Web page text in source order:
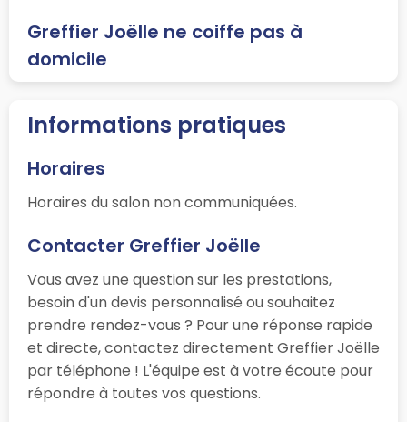
Greffier Joëlle ne coiffe pas à
domicile
Informations pratiques
Horaires
Horaires du salon non communiquées.
Contacter Greffier Joëlle
Vous avez une question sur les prestations,
besoin d'un devis personnalisé ou souhaitez
prendre rendez-vous ? Pour une réponse rapide
et directe, contactez directement Greffier Joëlle
par téléphone ! L'équipe est à votre écoute pour
répondre à toutes vos questions.